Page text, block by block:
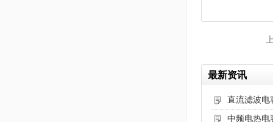
最新资讯
直流滤波电
中频电热电